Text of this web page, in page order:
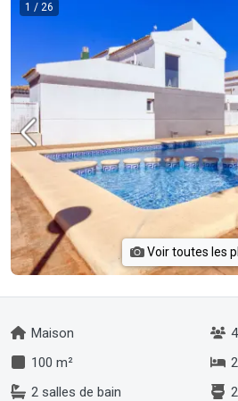
1 / 26
Voir toutes les
Maison
100 m²
2 salles de bain